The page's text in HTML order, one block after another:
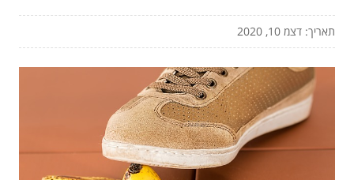
תאריך: דצמ 10, 2020